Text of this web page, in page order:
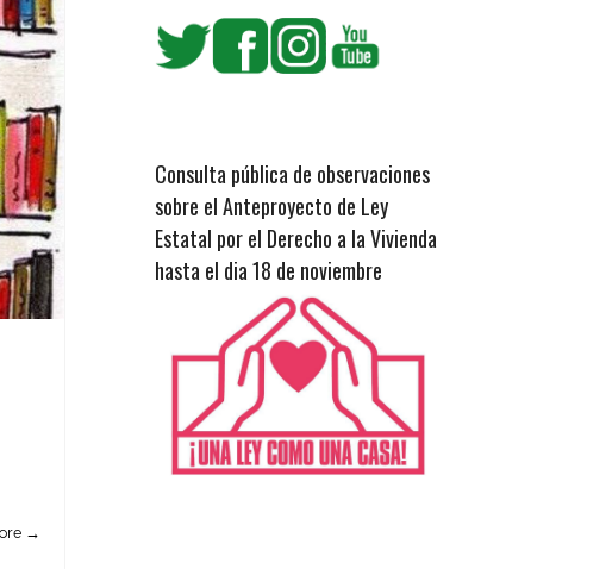
→
Consulta pública de observaciones
sobre el Anteproyecto de Ley
Estatal por el Derecho a la Vivienda
hasta el dia 18 de noviembre